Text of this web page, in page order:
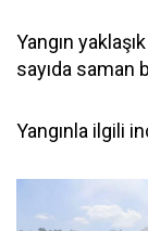
Yangın
sayıda saman
Yangınla ilgili